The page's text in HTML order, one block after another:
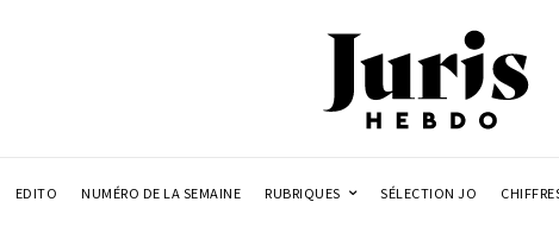
EDITO NUMÉRO DE LA SEMAINE RUBRIQUES SÉLECTION JO